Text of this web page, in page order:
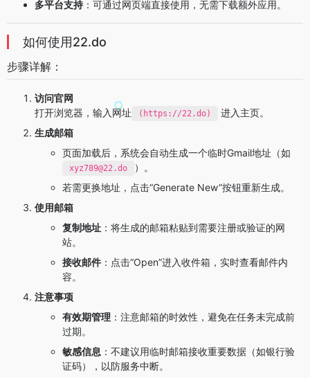
多平台支持 ：可通过网页端直接使用，无需下载额外应用。
如何使用22.do
步骤详解：
访问官网
打开浏览器，输入网址
(https://22.do)
进入主页。
生成邮箱
页面加载后，系统会自动生成一个临时Gmail地址（如
xyz789@22.do
）。
若需更换地址，点击“Generate New”按钮重新生成。
使用邮箱
复制地址 ：将生成的邮箱粘贴到需要注册或验证的网
站。
接收邮件 ：点击“Open”进入收件箱，实时查看邮件内
容。
注意事项
有效期管理 ：注意邮箱的时效性，避免在任务未完成前
过期。
敏感信息 ：不建议用临时邮箱接收重要数据（如银行验
证码），以防服务中断。